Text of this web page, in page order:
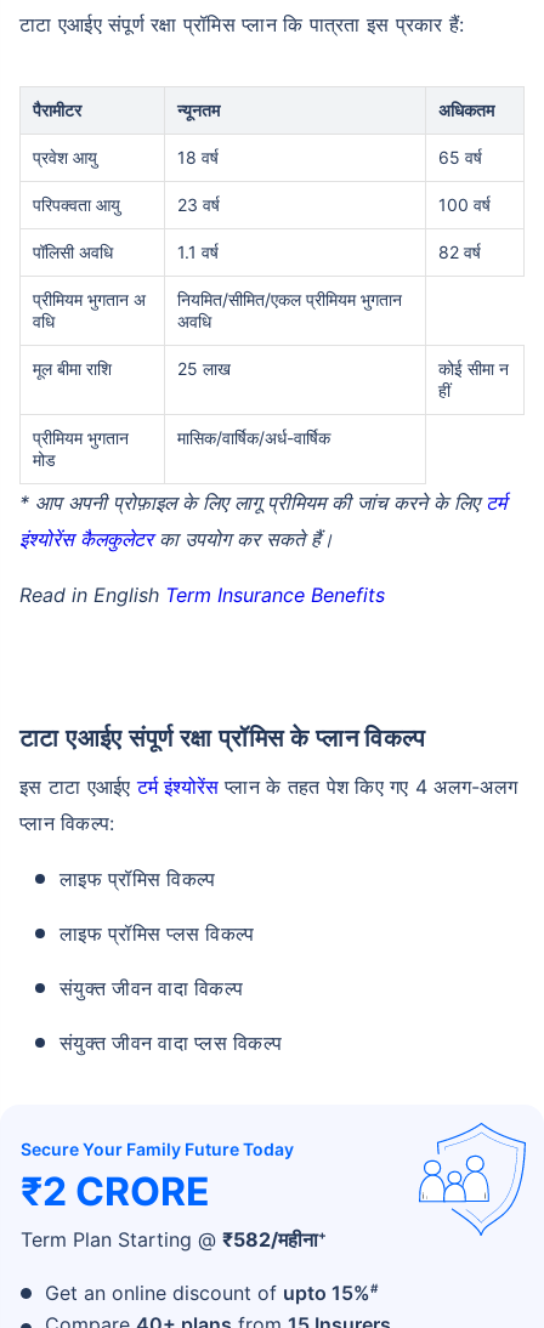
टाटा एआईए संपूर्ण रक्षा प्रॉमिस प्लान कि पात्रता इस प्रकार हैं:
पैरामीटर न्यूनतम अधिकतम
प्रवेश आयु 18 वर्ष 65 वर्ष
परिपक्वता आयु 23 वर्ष 100 वर्ष
पॉलिसी अवधि 1.1 वर्ष 82 वर्ष
प्रीमियम भुगतान अ
वधि
नियमित/सीमित/एकल प्रीमियम भुगतान
अवधि
मूल बीमा राशि 25 लाख
कोई सीमा न
हीं
प्रीमियम भुगतान
मोड
मासिक/वार्षिक/अर्ध-वार्षिक
* आप अपनी प्रोफ़ाइल के लिए लागू प्रीमियम की जांच करने के लिए टर्म
इंश्योरेंस कैलकुलेटरका उपयोग कर सकते हैं।
Read in English Term Insurance Benefits
टाटा एआईए संपूर्ण रक्षा प्रॉमिस के प्लान विकल्प
इस टाटा एआईएटर्म इंश्योरेंसप्लान के तहत पेश किए गए 4 अलग-अलग
प्लान विकल्प:
लाइफ प्रॉमिस विकल्प
लाइफ प्रॉमिस प्लस विकल्प
संयुक्त जीवन वादा विकल्प
संयुक्त जीवन वादा प्लस विकल्प
Secure Your Family Future Today
₹2 CRORE
Term Plan Starting @ ₹582/महीना+
Get an online discount of upto 15%#